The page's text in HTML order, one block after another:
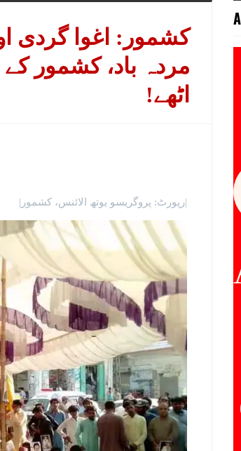
کشمور: اغوا گردی
مردہ باد، کشمور
اٹھے!
|رپورٹ: پروگریسو یوتھ الائنس، کشمور|